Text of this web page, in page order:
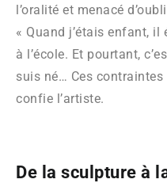
l’oralité et menacé
« Quand j’étais enfant,
à l’école. Et pourtant,
suis né… Ces
confie l’artiste.
De la sculpture à